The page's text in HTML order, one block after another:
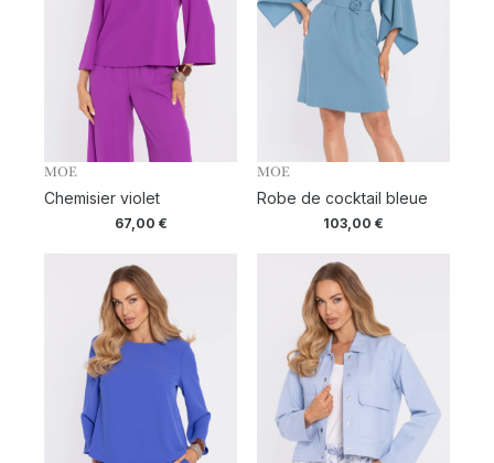
MOE
Chemisier violet
67,00 €
MOE
Robe de cocktail bleue
103,00 €